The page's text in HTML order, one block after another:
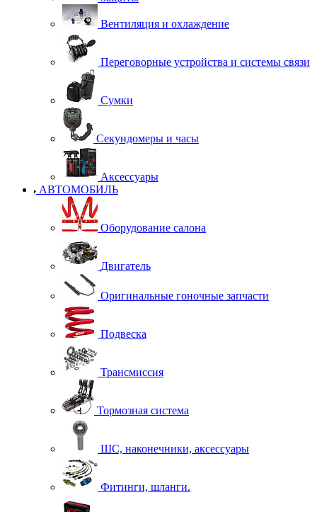
Вентиляция и охлаждение
Переговорные устройства и системы связи
Сумки
Секундомеры и часы
Аксессуары
АВТОМОБИЛЬ
Оборудование салона
Двигатель
Оригинальные гоночные запчасти
Подвеска
Трансмиссия
Тормозная система
ШС, наконечники, аксессуары
Фитинги, шланги.